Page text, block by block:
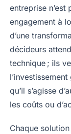
entreprise n’est
engagement à
d’une
décideurs
technique ; ils
qu’il s’agisse
les coûts ou
Chaque